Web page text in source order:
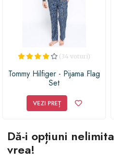
(34 voturi)
Tommy Hilfiger - Pijama Flag
Set
VEZI PREȚ
Dă-i opțiuni
vrea!